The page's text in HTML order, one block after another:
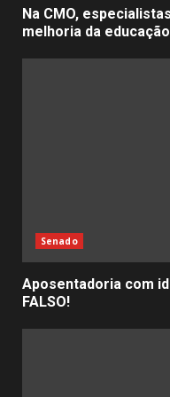
Na CMO,
melhoria da
Senado
Aposentadoria com
FALSO!